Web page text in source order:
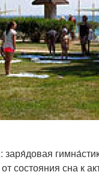
заря́довая
состояния сна к